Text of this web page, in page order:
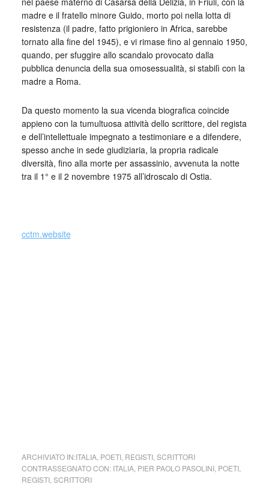
madre e il fratello minore Guido, morto poi nella lotta di
resistenza (il padre, fatto prigioniero in Africa, sarebbe
tornato alla fine del 1945), e vi rimase fino al gennaio 1950,
quando, per sfuggire allo scandalo provocato dalla
pubblica denuncia della sua omosessualità, si stabilì con la
madre a Roma.
Da questo momento la sua vicenda biografica coincide
appieno con la tumultuosa attività dello scrittore, del regista
e dell’intellettuale impegnato a testimoniare e a difendere,
spesso anche in sede giudiziaria, la propria radicale
diversità, fino alla morte per assassinio, avvenuta la notte
tra il 1° e il 2 novembre 1975 all’idroscalo di Ostia.
cctm.website
ARCHIVIATO IN:ITALIA, POETI, REGISTI, SCRITTORI
CONTRASSEGNATO CON: ITALIA, PIER PAOLO PASOLINI, POETI,
REGISTI, SCRITTORI